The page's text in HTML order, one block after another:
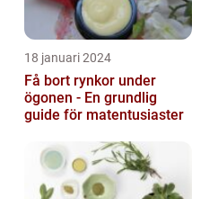
18 januari 2024
Få bort rynkor under
ögonen - En grundlig
guide för matentusiaster